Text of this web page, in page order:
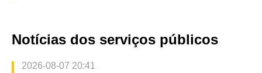
Notícias dos serviços públicos
2026-08-07 20:41